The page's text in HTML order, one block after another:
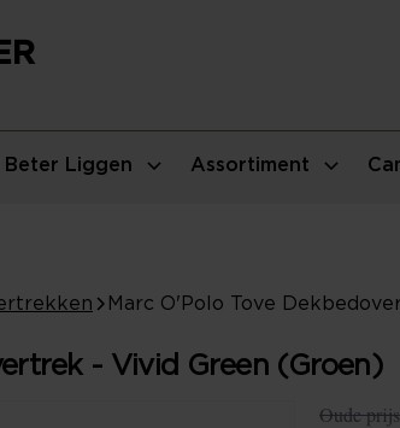
Beter Liggen Assortiment
- Vivid Green (Groen)
Oude